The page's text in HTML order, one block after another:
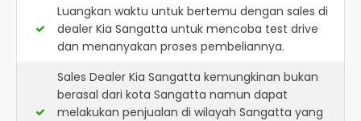
Luangkan waktu untuk bertemu dengan sales di
dealer Kia Sangatta untuk mencoba test drive
dan menanyakan proses pembeliannya.
Sales Dealer Kia Sangatta kemungkinan bukan
berasal dari kota Sangatta namun dapat
melakukan penjualan di wilayah Sangatta yang